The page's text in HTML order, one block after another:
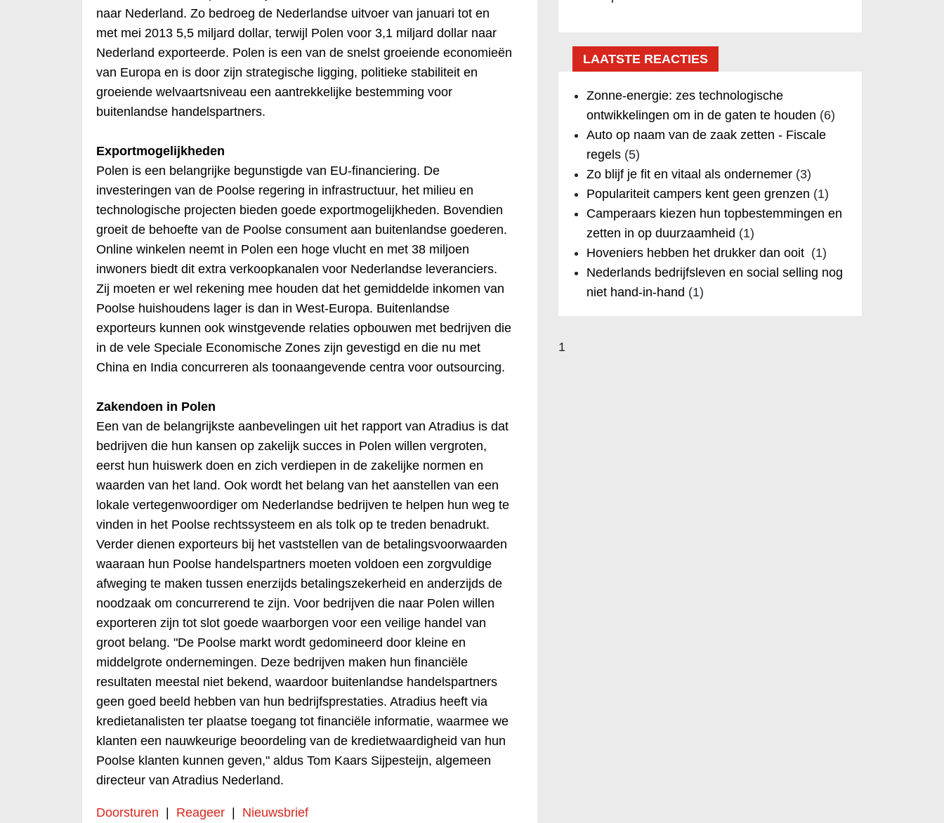
naar Nederland. Zo bedroeg de Nederlandse uitvoer van januari tot en
met mei 2013 5,5 miljard dollar, terwijl Polen voor 3,1 miljard dollar naar
Nederland exporteerde. Polen is een van de snelst groeiende economieën
van Europa en is door zijn strategische ligging, politieke stabiliteit en
groeiende welvaartsniveau een aantrekkelijke bestemming voor
buitenlandse handelspartners.
Exportmogelijkheden
Polen is een belangrijke begunstigde van EU-financiering. De
investeringen van de Poolse regering in infrastructuur, het milieu en
technologische projecten bieden goede exportmogelijkheden. Bovendien
groeit de behoefte van de Poolse consument aan buitenlandse goederen.
Online winkelen neemt in Polen een hoge vlucht en met 38 miljoen
inwoners biedt dit extra verkoopkanalen voor Nederlandse leveranciers.
Zij moeten er wel rekening mee houden dat het gemiddelde inkomen van
Poolse huishoudens lager is dan in West-Europa. Buitenlandse
exporteurs kunnen ook winstgevende relaties opbouwen met bedrijven die
in de vele Speciale Economische Zones zijn gevestigd en die nu met
China en India concurreren als toonaangevende centra voor outsourcing.
Zakendoen in Polen
Een van de belangrijkste aanbevelingen uit het rapport van Atradius is dat
bedrijven die hun kansen op zakelijk succes in Polen willen vergroten,
eerst hun huiswerk doen en zich verdiepen in de zakelijke normen en
waarden van het land. Ook wordt het belang van het aanstellen van een
lokale vertegenwoordiger om Nederlandse bedrijven te helpen hun weg te
vinden in het Poolse rechtssysteem en als tolk op te treden benadrukt.
Verder dienen exporteurs bij het vaststellen van de betalingsvoorwaarden
waaraan hun Poolse handelspartners moeten voldoen een zorgvuldige
afweging te maken tussen enerzijds betalingszekerheid en anderzijds de
noodzaak om concurrerend te zijn. Voor bedrijven die naar Polen willen
exporteren zijn tot slot goede waarborgen voor een veilige handel van
groot belang. "De Poolse markt wordt gedomineerd door kleine en
middelgrote ondernemingen. Deze bedrijven maken hun financiële
resultaten meestal niet bekend, waardoor buitenlandse handelspartners
geen goed beeld hebben van hun bedrijfsprestaties. Atradius heeft via
kredietanalisten ter plaatse toegang tot financiële informatie, waarmee we
klanten een nauwkeurige beoordeling van de kredietwaardigheid van hun
Poolse klanten kunnen geven," aldus Tom Kaars Sijpesteijn, algemeen
directeur van Atradius Nederland.
Doorsturen Reageer Nieuwsbrief
LAATSTE REACTIES
Zonne-energie: zes technologische
ontwikkelingen om in de gaten te houden (6)
Auto op naam van de zaak zetten - Fiscale
regels(5)
Zo blijf je fit en vitaal als ondernemer(3)
Populariteit campers kent geen grenzen (1)
Camperaars kiezen hun topbestemmingen en
zetten in op duurzaamheid (1)
Hoveniers hebben het drukker dan ooit (1)
Nederlands bedrijfsleven en social selling nog
niet hand-in-hand (1)
1